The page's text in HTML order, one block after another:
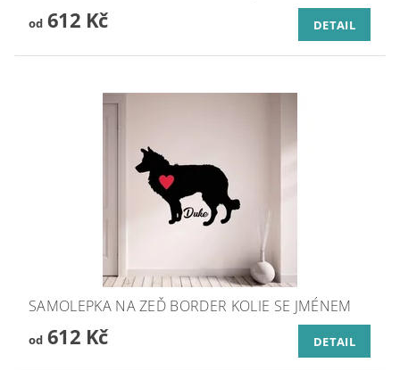
od612 Kč DETAIL
SAMOLEPKA NA ZEĎ BORDER KOLIE SE JMÉNEM
od612 Kč DETAIL